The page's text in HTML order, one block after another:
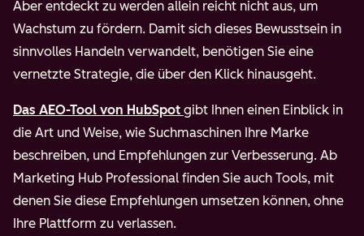
Aber entdeckt zu werden allein reicht nicht aus, um
Wachstum zu fördern. Damit sich dieses Bewusstsein in
sinnvolles Handeln verwandelt, benötigen Sie eine
vernetzte Strategie, die über den Klick hinausgeht.
Das AEO-Tool von HubSpot gibt Ihnen einen Einblick in
die Art und Weise, wie Suchmaschinen Ihre Marke
beschreiben, und Empfehlungen zur Verbesserung. Ab
Marketing Hub Professional finden Sie auch Tools, mit
denen Sie diese Empfehlungen umsetzen können, ohne
Ihre Plattform zu verlassen.